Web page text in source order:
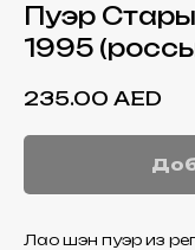
Пуэр
1995
235.00 AED
Лао шэн пуэр из